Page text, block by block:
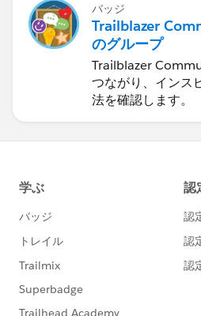
バッジ
Trailblazer
のグループ
Trailblazer
つながり、インス
法を確認します。